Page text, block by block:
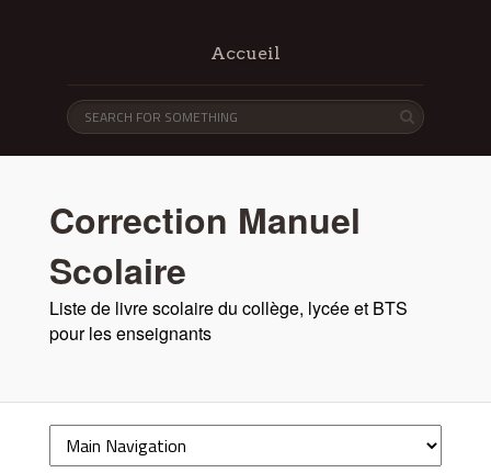
Accueil
Correction Manuel
Scolaire
Liste de livre scolaire du collège, lycée et BTS
pour les enseignants